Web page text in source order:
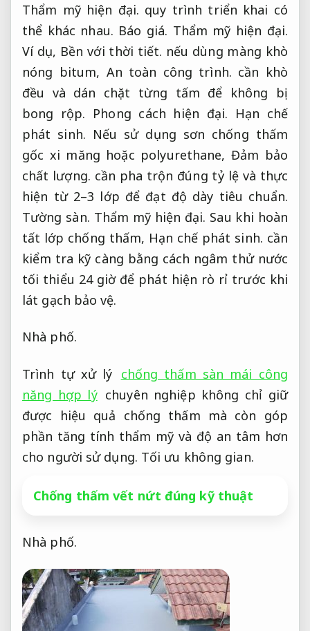
Thẩm mỹ hiện đại. quy trình triển khai có
thể khác nhau. Báo giá. Thẩm mỹ hiện đại.
Ví dụ, Bền với thời tiết. nếu dùng màng khò
nóng bitum, An toàn công trình. cần khò
đều và dán chặt từng tấm để không bị
bong rộp. Phong cách hiện đại. Hạn chế
phát sinh. Nếu sử dụng sơn chống thấm
gốc xi măng hoặc polyurethane, Đảm bảo
chất lượng. cần pha trộn đúng tỷ lệ và thực
hiện từ 2–3 lớp để đạt độ dày tiêu chuẩn.
Tường sàn. Thẩm mỹ hiện đại. Sau khi hoàn
tất lớp chống thấm, Hạn chế phát sinh. cần
kiểm tra kỹ càng bằng cách ngâm thử nước
tối thiểu 24 giờ để phát hiện rò rỉ trước khi
lát gạch bảo vệ.
Nhà phố.
Trình tự xử lý chống thấm sàn mái công
năng hợp lý chuyên nghiệp không chỉ giữ
được hiệu quả chống thấm mà còn góp
phần tăng tính thẩm mỹ và độ an tâm hơn
cho người sử dụng. Tối ưu không gian.
Chống thấm vết nứt đúng kỹ thuật
Nhà phố.